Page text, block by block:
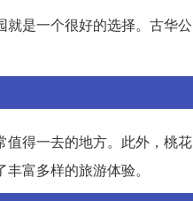
是一个很好的选择。古华公
值得一去的地方。此外，桃花
富多样的旅游体验。